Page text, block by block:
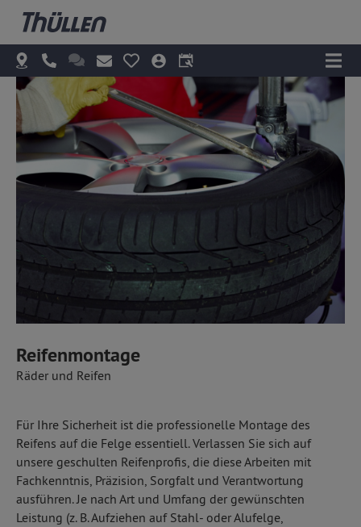
Reifenmontage
Räder und Reifen
Für Ihre Sicherheit ist die professionelle Montage des
Reifens auf die Felge essentiell. Verlassen Sie sich auf
unsere geschulten Reifenprofis, die diese Arbeiten mit
Fachkenntnis, Präzision, Sorgfalt und Verantwortung
ausführen. Je nach Art und Umfang der gewünschten
Leistung (z. B. Aufziehen auf Stahl- oder Alufelge,